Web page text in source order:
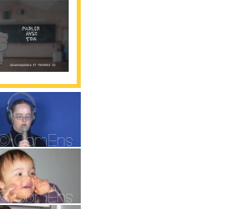
Parole
Gestualité